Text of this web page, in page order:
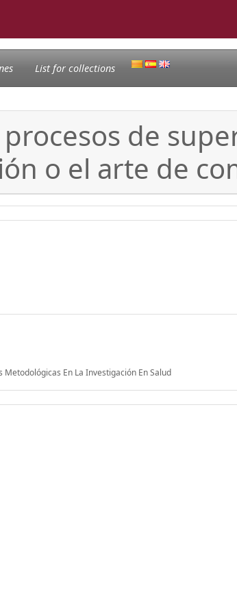
List for collections
de
o el arte de
En La Investigación En Salud